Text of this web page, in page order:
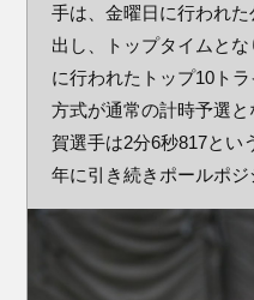
手は、金曜日に行われ
出し、トップタイムと
に行われたトップ10ト
方式が通常の計時予選
賀選手は2分6秒817とい
年に引き続きポールポ